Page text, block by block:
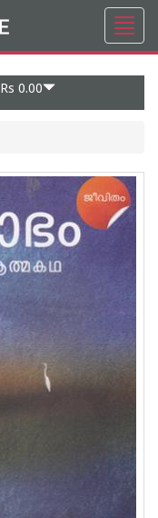
Rs 0.00